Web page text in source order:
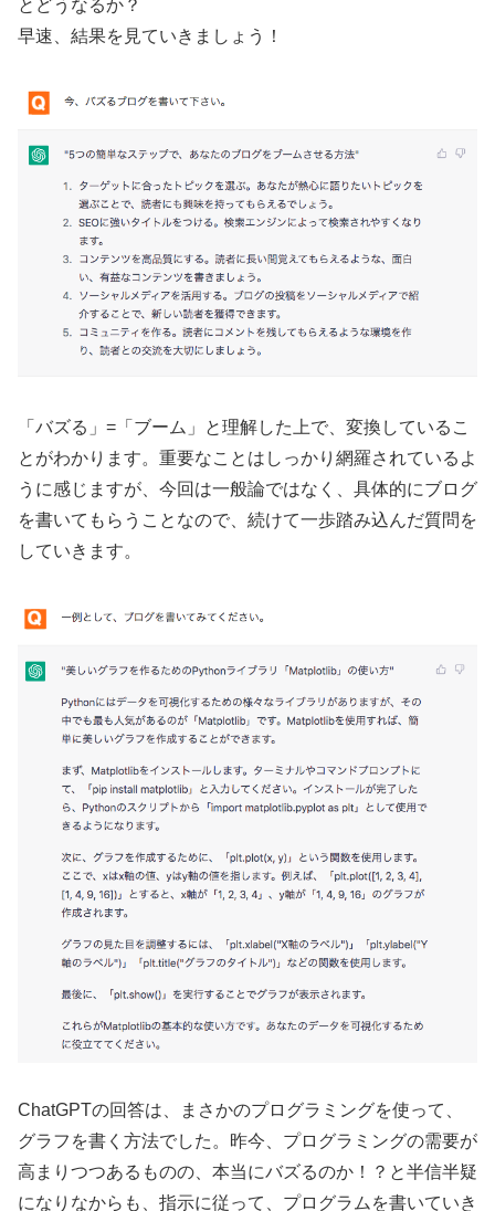
とどうなるか？
早速、結果を見ていきましょう！
「バズる」=「ブーム」と理解した上で、変換しているこ
とがわかります。重要なことはしっかり網羅されているよ
うに感じますが、今回は一般論ではなく、具体的にブログ
を書いてもらうことなので、続けて一歩踏み込んだ質問を
していきます。
ChatGPTの回答は、まさかのプログラミングを使って、
グラフを書く方法でした。昨今、プログラミングの需要が
高まりつつあるものの、本当にバズるのか！？と半信半疑
になりなからも、指示に従って、プログラムを書いていき